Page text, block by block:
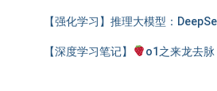
【强化学习】推理大模型：
【深度学习笔记】 o1之来龙去脉